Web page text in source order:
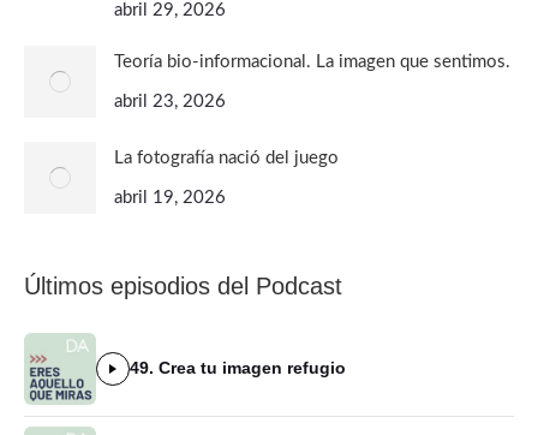
abril 29, 2026
Teoría bio-informacional. La imagen que sentimos.
abril 23, 2026
La fotografía nació del juego
abril 19, 2026
Últimos episodios del Podcast
49. Crea tu imagen refugio